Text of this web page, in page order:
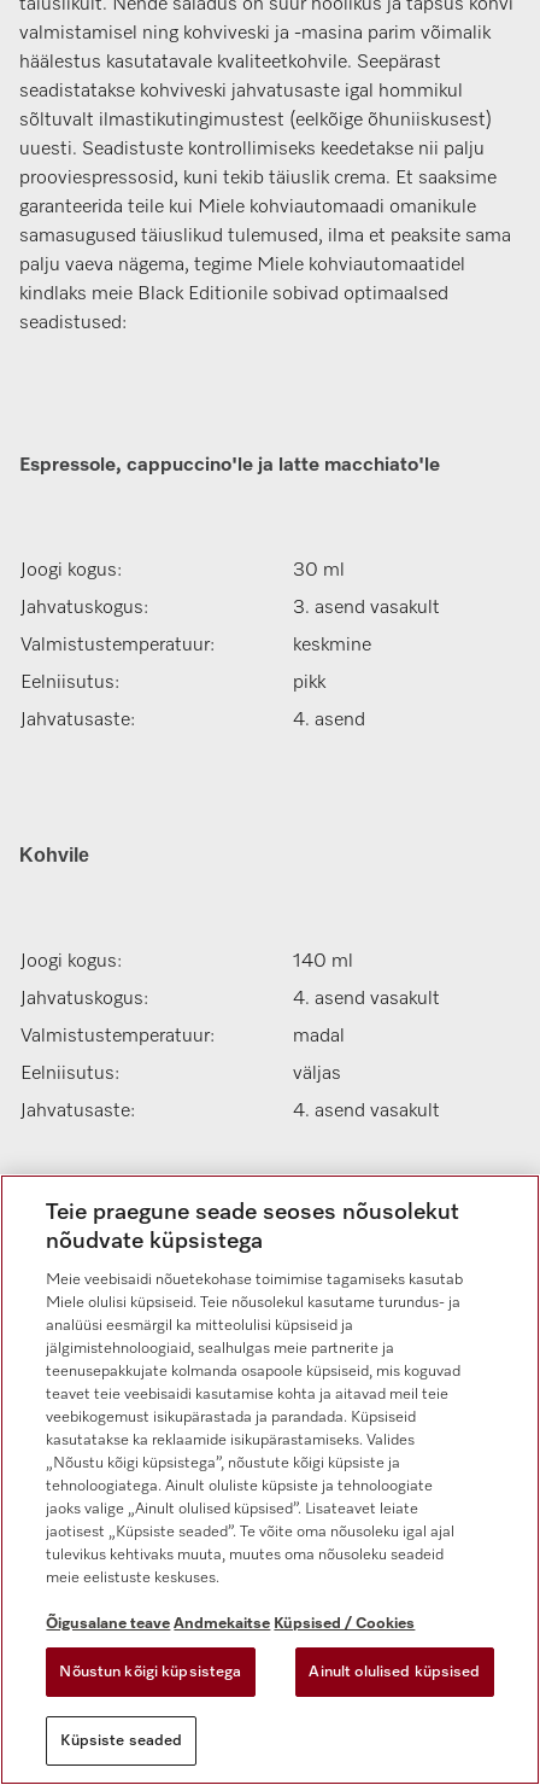
täiuslikult. Nende saladus on suur hoolikus ja täpsus kohvi
valmistamisel ning kohviveski ja -masina parim võimalik
häälestus kasutatavale kvaliteetkohvile. Seepärast
seadistatakse kohviveski jahvatusaste igal hommikul
sõltuvalt ilmastikutingimustest (eelkõige õhuniiskusest)
uuesti. Seadistuste kontrollimiseks keedetakse nii palju
prooviespressosid, kuni tekib täiuslik crema. Et saaksime
garanteerida teile kui Miele kohviautomaadi omanikule
samasugused täiuslikud tulemused, ilma et peaksite sama
palju vaeva nägema, tegime Miele kohviautomaatidel
kindlaks meie Black Editionile sobivad optimaalsed
seadistused:
Espressole, cappuccino'le ja latte macchiato'le
Joogi kogus:
30 ml
Jahvatuskogus:
3. asend vasakult
Valmistustemperatuur:
keskmine
Eelniisutus:
pikk
Jahvatusaste:
4. asend
Kohvile
Joogi kogus:
140 ml
Jahvatuskogus:
4. asend vasakult
Valmistustemperatuur:
madal
Eelniisutus:
väljas
Jahvatusaste:
4. asend vasakult
Edasimüüja otsing
Miele kogemuskeskus
Miele keskus Tallinnas
Miele kaubamärk
Eelised
Nutikas kodu
Äripartner
Teie praegune seade seoses nõusolekut
nõudvate küpsistega
Meie veebisaidi nõuetekohase toimimise tagamiseks kasutab
Miele olulisi küpsiseid. Teie nõusolekul kasutame turundus- ja
analüüsi eesmärgil ka mitteolulisi küpsiseid ja
jälgimistehnoloogiaid, sealhulgas meie partnerite ja
teenusepakkujate kolmanda osapoole küpsiseid, mis koguvad
teavet teie veebisaidi kasutamise kohta ja aitavad meil teie
veebikogemust isikupärastada ja parandada. Küpsiseid
kasutatakse ka reklaamide isikupärastamiseks. Valides
„Nõustu kõigi küpsistega”, nõustute kõigi küpsiste ja
tehnoloogiatega. Ainult oluliste küpsiste ja tehnoloogiate
jaoks valige „Ainult olulised küpsised”. Lisateavet leiate
jaotisest „Küpsiste seaded”. Te võite oma nõusoleku igal ajal
tulevikus kehtivaks muuta, muutes oma nõusoleku seadeid
meie eelistuste keskuses.
Õigusalane teave Andmekaitse Küpsised / Cookies
Nõustun kõigi küpsistega Ainult olulised küpsised
Küpsiste seaded